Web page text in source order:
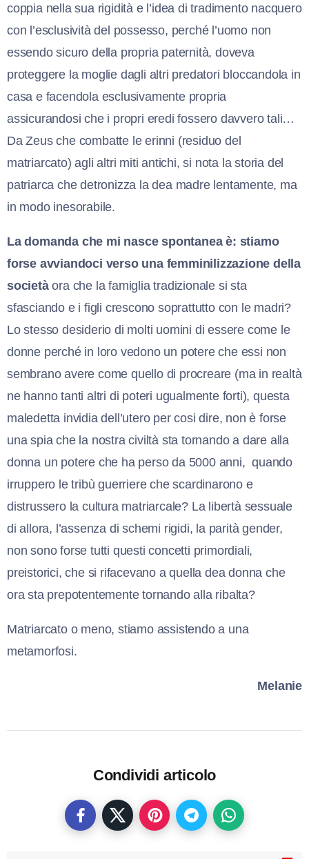
coppia nella sua rigidità e l’idea di tradimento nacquero
con l’esclusività del possesso, perché l’uomo non
essendo sicuro della propria paternità, doveva
proteggere la moglie dagli altri predatori bloccandola in
casa e facendola esclusivamente propria
assicurandosi che i propri eredi fossero davvero tali…
Da Zeus che combatte le erinni (residuo del
matriarcato) agli altri miti antichi, si nota la storia del
patriarca che detronizza la dea madre lentamente, ma
in modo inesorabile.
La domanda che mi nasce spontanea è: stiamo
forse avviandoci verso una femminilizzazione della
societàora che la famiglia tradizionale si sta
sfasciando e i figli crescono soprattutto con le madri?
Lo stesso desiderio di molti uomini di essere come le
donne perché in loro vedono un potere che essi non
sembrano avere come quello di procreare (ma in realtà
ne hanno tanti altri di poteri ugualmente forti), questa
maledetta invidia dell’utero per cosi dire, non è forse
una spia che la nostra civiltà sta tornando a dare alla
donna un potere che ha perso da 5000 anni, quando
irruppero le tribù guerriere che scardinarono e
distrussero la cultura matriarcale? La libertà sessuale
di allora, l’assenza di schemi rigidi, la parità gender,
non sono forse tutti questi concetti primordiali,
preistorici, che si rifacevano a quella dea donna che
ora sta prepotentemente tornando alla ribalta?
Matriarcato o meno, stiamo assistendo a una
metamorfosi.
Melanie
Condividi articolo